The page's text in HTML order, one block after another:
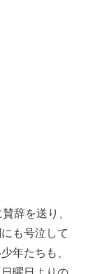
辞を送り、
も号泣して
年たちも、